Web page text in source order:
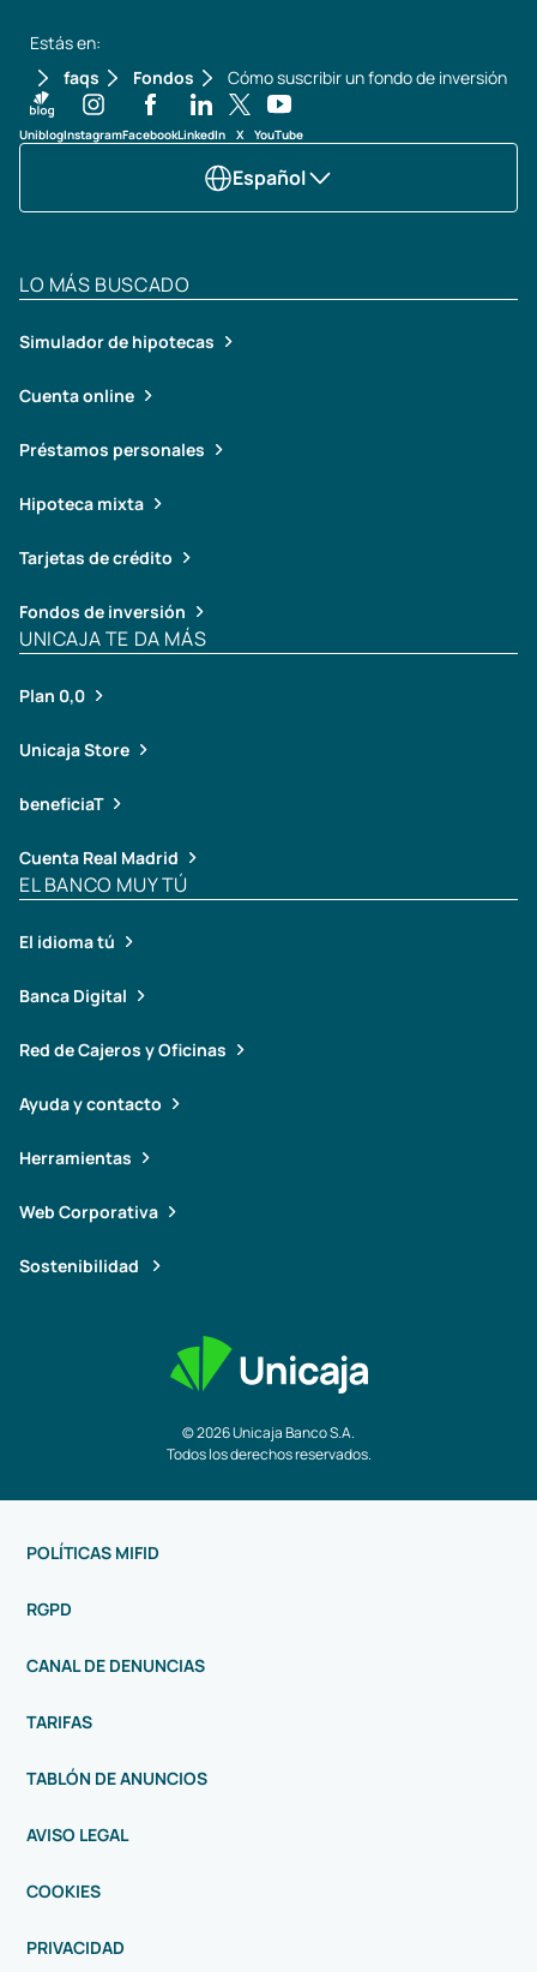
Estás en:
faqs
Fondos Cómo suscribir un fondo de inversión
UniblogInstagramFacebookLinkedIn X YouTube
Español
© 2026 Unicaja Banco S.A.
Todos los derechos reservados.
LO MÁS BUSCADO
Simulador de hipotecas
Cuenta online
Préstamos personales
Hipoteca mixta
Tarjetas de crédito
Fondos de inversión
UNICAJA TE DA MÁS
Plan 0,0
Unicaja Store
beneficiaT
Cuenta Real Madrid
EL BANCO MUY TÚ
El idioma tú
Banca Digital
Red de Cajeros y Oficinas
Ayuda y contacto
Herramientas
Web Corporativa
Sostenibilidad
POLÍTICAS MIFID
RGPD
CANAL DE DENUNCIAS
TARIFAS
TABLÓN DE ANUNCIOS
AVISO LEGAL
COOKIES
PRIVACIDAD